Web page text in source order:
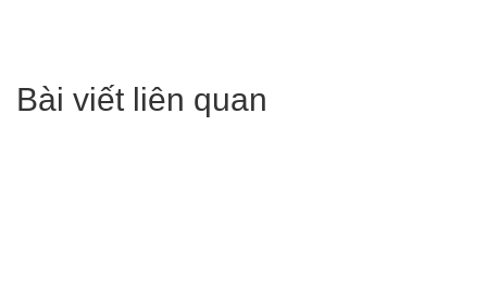
Bài viết liên quan